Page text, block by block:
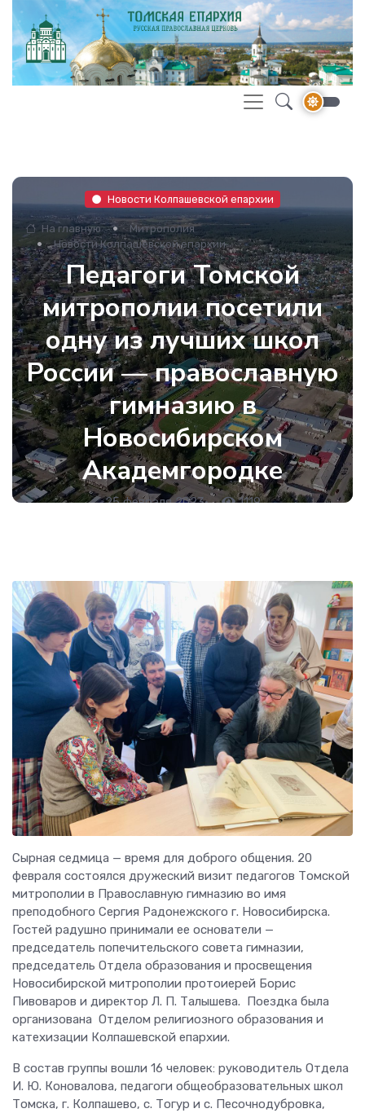
Новости Колпашевской епархии
На главную
Митрополия
Новости Колпашевской епархии
Педагоги Томской
митрополии посетили
одну из лучших школ
России — православную
гимназию в
Новосибирском
Академгородке
25 февраля 2023• 1119
Сырная седмица — время для доброго общения. 20
февраля состоялся дружеский визит педагогов Томской
митрополии в Православную гимназию во имя
преподобного Сергия Радонежского г. Новосибирска.
Гостей радушно принимали ее основатели —
председатель попечительского совета гимназии,
председатель Отдела образования и просвещения
Новосибирской митрополии протоиерей Борис
Пивоваров и директор Л. П. Талышева. Поездка была
организована Отделом религиозного образования и
катехизации Колпашевской епархии.
В состав группы вошли 16 человек: руководитель Отдела
И. Ю. Коновалова, педагоги общеобразовательных школ
Томска, г. Колпашево, с. Тогур и с. Песочнодубровка,